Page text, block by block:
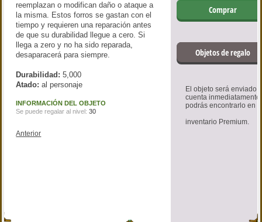
Comprar
Objetos de regalo
El objeto será enviado
cuenta inmediatamente
podrás encontrarlo en
inventario Premium.
reemplazan o modifican daño o ataque a
la misma. Estos forros se gastan con el
tiempo y requieren una reparación antes
de que su durabilidad llegue a cero. Si
llega a zero y no ha sido reparada,
desaparacerá para siempre.
Durabilidad: 5,000
Atado: al personaje
INFORMACIÓN DEL OBJETO
Se puede regalar al nivel:30
Anterior